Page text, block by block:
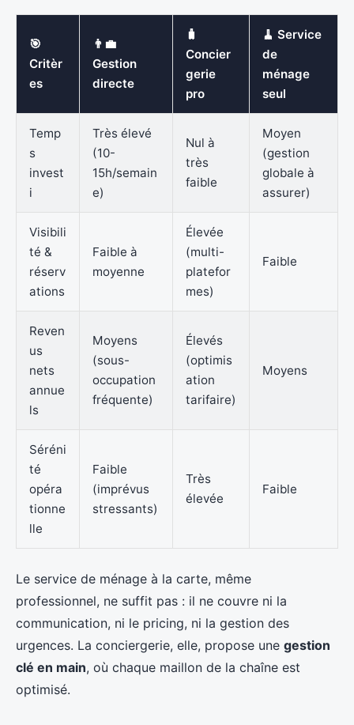
🎯
Critèr
es
👨‍💼
Gestion
directe
🧳
Concier
gerie
pro
🧹 Service
de
ménage
seul
Temp
s
invest
i
Très élevé
(10-
15h/semain
e)
Nul à
très
faible
Moyen
(gestion
globale à
assurer)
Visibili
té &
réserv
ations
Faible à
moyenne
Élevée
(multi-
platefor
mes)
Faible
Reven
us
nets
annue
ls
Moyens
(sous-
occupation
fréquente)
Élevés
(optimis
ation
tarifaire)
Moyens
Séréni
té
opéra
tionne
lle
Faible
(imprévus
stressants)
Très
élevée
Faible
Le service de ménage à la carte, même
professionnel, ne suffit pas : il ne couvre ni la
communication, ni le pricing, ni la gestion des
urgences. La conciergerie, elle, propose une gestion
clé en main, où chaque maillon de la chaîne est
optimisé.